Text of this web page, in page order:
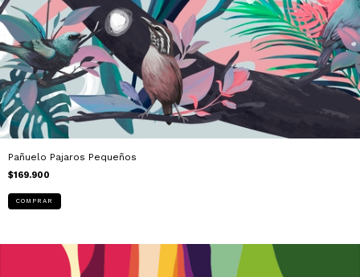
Pañuelo Pajaros Pequeños
$169.900